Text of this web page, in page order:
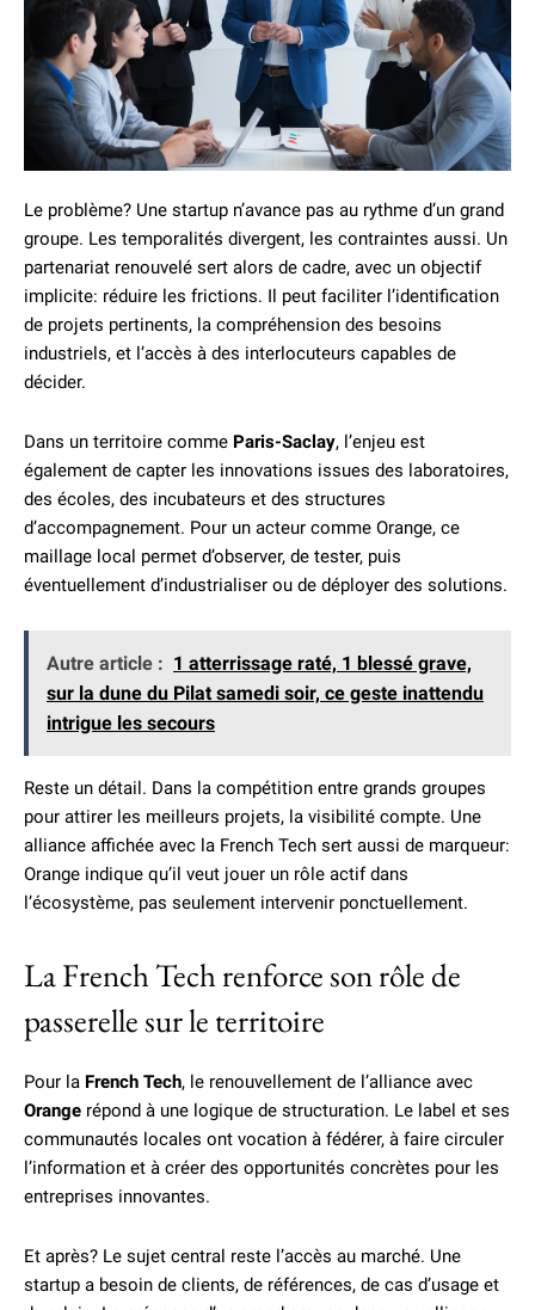
Le problème? Une startup n’avance pas au rythme d’un grand
groupe. Les temporalités divergent, les contraintes aussi. Un
partenariat renouvelé sert alors de cadre, avec un objectif
implicite: réduire les frictions. Il peut faciliter l’identification
de projets pertinents, la compréhension des besoins
industriels, et l’accès à des interlocuteurs capables de
décider.
Dans un territoire comme Paris-Saclay, l’enjeu est
également de capter les innovations issues des laboratoires,
des écoles, des incubateurs et des structures
d’accompagnement. Pour un acteur comme Orange, ce
maillage local permet d’observer, de tester, puis
éventuellement d’industrialiser ou de déployer des solutions.
Autre article : 1 atterrissage raté, 1 blessé grave,
sur la dune du Pilat samedi soir, ce geste inattendu
intrigue les secours
Reste un détail. Dans la compétition entre grands groupes
pour attirer les meilleurs projets, la visibilité compte. Une
alliance affichée avec la French Tech sert aussi de marqueur:
Orange indique qu’il veut jouer un rôle actif dans
l’écosystème, pas seulement intervenir ponctuellement.
La French Tech renforce son rôle de
passerelle sur le territoire
Pour la French Tech, le renouvellement de l’alliance avec
Orange répond à une logique de structuration. Le label et ses
communautés locales ont vocation à fédérer, à faire circuler
l’information et à créer des opportunités concrètes pour les
entreprises innovantes.
Et après? Le sujet central reste l’accès au marché. Une
startup a besoin de clients, de références, de cas d’usage et